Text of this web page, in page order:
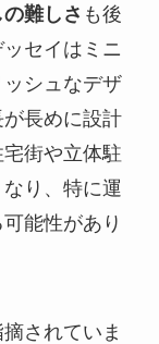
難しさ も後
セイはミニ
シュなデザ
長めに設計
街や立体駐
り、特に運
能性があり
されていま